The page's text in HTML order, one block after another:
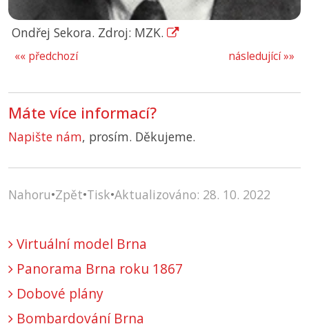
Ondřej Sekora. Zdroj: MZK.
následující »»
«« předchozí
Máte více informací?
Napište nám, prosím. Děkujeme.
Nahoru•Zpět•Tisk•Aktualizováno: 28. 10. 2022
Virtuální model Brna
Panorama Brna roku 1867
Dobové plány
Bombardování Brna